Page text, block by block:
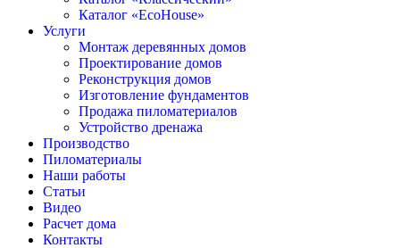
Каталог «EcoHouse»
Услуги
Монтаж деревянных домов
Проектирование домов
Реконструкция домов
Изготовление фундаментов
Продажа пиломатериалов
Устройство дренажа
Производство
Пиломатериалы
Наши работы
Статьи
Видео
Расчет дома
Контакты